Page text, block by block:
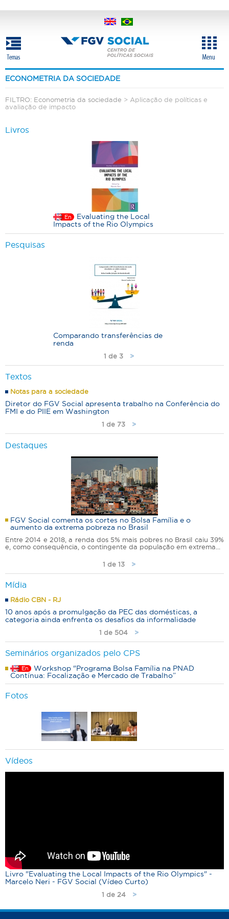
conteúdo
principal
ECONOMETRIA DA SOCIEDADE
FILTRO: Econometria da sociedade > Aplicação de políticas e
avaliação de impacto
Livros
En
Evaluating the Local
Impacts of the Rio Olympics
Pesquisas
Comparando transferências de
renda
1 de 3 >
Textos
Notas para a sociedade
Diretor do FGV Social apresenta trabalho na Conferência do
FMI e do PIIE em Washington
1 de 73 >
Destaques
FGV Social comenta os cortes no Bolsa Família e o
aumento da extrema pobreza no Brasil
Entre 2014 e 2018, a renda dos 5% mais pobres no Brasil caiu 39%
e, como consequência, o contingente da população em extrema...
1 de 13 >
Mídia
Rádio CBN - RJ
10 anos após a promulgação da PEC das domésticas, a
categoria ainda enfrenta os desafios da informalidade
1 de 504 >
Seminários organizados pelo CPS
En
Workshop "Programa Bolsa Família na PNAD
Contínua: Focalização e Mercado de Trabalho”
Fotos
Vídeos
Livro "Evaluating the Local Impacts of the Rio Olympics" -
Marcelo Neri - FGV Social (Vídeo Curto)
1 de 24 >